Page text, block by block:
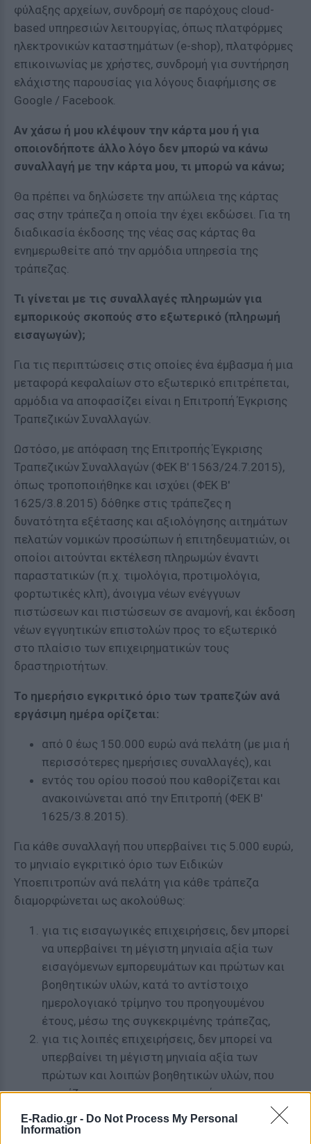
E-Radio.gr - Do Not Process My Personal
Information
φύλαξης αρχείων, συνδρομή σε παρόχους cloud-
based υπηρεσιών λειτουργίας, όπως πλατφόρμες
ηλεκτρονικών καταστημάτων (e-shop), πλατφόρμες
επικοινωνίας με χρήστες, συνδρομή για συντήρηση
ελάχιστης παρουσίας για λόγους διαφήμισης σε
Google / Facebook.
Αν χάσω ή μου κλέψουν την κάρτα μου ή για
οποιονδήποτε άλλο λόγο δεν μπορώ να κάνω
συναλλαγή με την κάρτα μου, τι μπορώ να κάνω;
Θα πρέπει να δηλώσετε την απώλεια της κάρτας
σας στην τράπεζα η οποία την έχει εκδώσει. Για τη
διαδικασία έκδοσης της νέας σας κάρτας θα
ενημερωθείτε από την αρμόδια υπηρεσία της
τράπεζας.
Τι γίνεται με τις συναλλαγές πληρωμών για
εμπορικούς σκοπούς στο εξωτερικό (πληρωμή
εισαγωγών);
Για τις περιπτώσεις στις οποίες ένα έμβασμα ή μια
μεταφορά κεφαλαίων στο εξωτερικό επιτρέπεται,
αρμόδια να αποφασίζει είναι η Επιτροπή Έγκρισης
Τραπεζικών Συναλλαγών.
Ωστόσο, με απόφαση της Επιτροπής Έγκρισης
Τραπεζικών Συναλλαγών (ΦΕΚ Β' 1563/24.7.2015),
όπως τροποποιήθηκε και ισχύει (ΦΕΚ Β'
1625/3.8.2015) δόθηκε στις τράπεζες η
δυνατότητα εξέτασης και αξιολόγησης αιτημάτων
πελατών νομικών προσώπων ή επιτηδευματιών, οι
οποίοι αιτούνται εκτέλεση πληρωμών έναντι
παραστατικών (π.χ. τιμολόγια, προτιμολόγια,
φορτωτικές κλπ), άνοιγμα νέων ενέγγυων
πιστώσεων και πιστώσεων σε αναμονή, και έκδοση
νέων εγγυητικών επιστολών προς το εξωτερικό
στο πλαίσιο των επιχειρηματικών τους
δραστηριοτήτων.
Το ημερήσιο εγκριτικό όριο των τραπεζών ανά
εργάσιμη ημέρα ορίζεται:
από 0 έως 150.000 ευρώ ανά πελάτη (με μια ή
περισσότερες ημερήσιες συναλλαγές), και
εντός του ορίου ποσού που καθορίζεται και
ανακοινώνεται από την Επιτροπή (ΦΕΚ Β'
1625/3.8.2015).
Για κάθε συναλλαγή που υπερβαίνει τις 5.000 ευρώ,
το μηνιαίο εγκριτικό όριο των Ειδικών
Υποεπιτροπών ανά πελάτη για κάθε τράπεζα
διαμορφώνεται ως ακολούθως:
για τις εισαγωγικές επιχειρήσεις, δεν μπορεί
να υπερβαίνει τη μέγιστη μηνιαία αξία των
εισαγόμενων εμπορευμάτων και πρώτων και
βοηθητικών υλών, κατά το αντίστοιχο
ημερολογιακό τρίμηνο του προηγουμένου
έτους, μέσω της συγκεκριμένης τράπεζας,
για τις λοιπές επιχειρήσεις, δεν μπορεί να
υπερβαίνει τη μέγιστη μηνιαία αξία των
πρώτων και λοιπών βοηθητικών υλών, που
σχετίζονται με την παραγωγική
δραστηριότητα της επιχείρησης, κατά το
προηγούμενο έτος, μέσω της συγκεκριμένης